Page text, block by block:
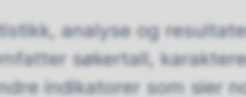
analyse og
søkertall,
indikatorer som sier